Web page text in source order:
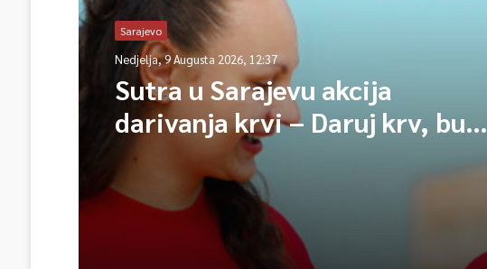
Sarajevo
Nedjelja, 9 Augusta 2026, 12:37
Sutra u Sarajevu akcija
darivanja krvi – Daruj krv, budi
opet njihov heroj